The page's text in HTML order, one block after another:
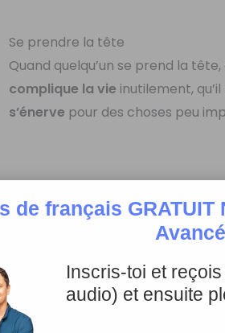
Se prendre la tête
Quand quelqu’un se prend la
complique la vie inutilement, qu’il
s’énerve pour des choses peu
la tête”
de français
Avancé
Inscris-toi et
audio) et ensuite